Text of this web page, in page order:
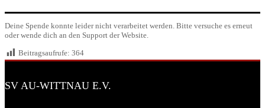
Deine Spende konnte leider nicht verarbeitet werden. Bitte versuche es erneut
oder wende dich an den Support der Website.
Beitragsaufrufe: 364
SV AU-WITTNAU E.V.